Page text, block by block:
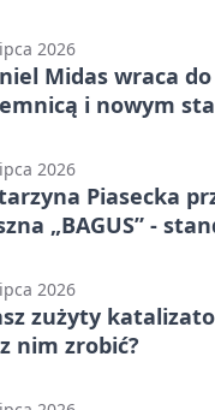
2026
Midas wraca
i nowym
2026
Piasecka
„BAGUS” -
2026
zużyty
nim zrobić?